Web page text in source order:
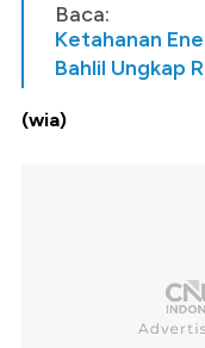
Baca:
Ketahanan
Bahlil Ungkap
(wia)